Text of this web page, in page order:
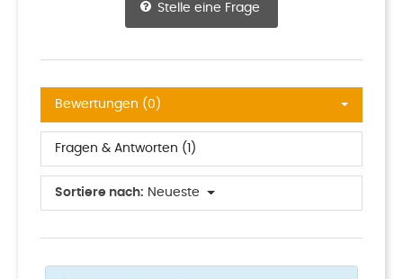
Stelle eine Frage
Bewertungen (0)
Fragen & Antworten (1)
Sortiere nach: Neueste